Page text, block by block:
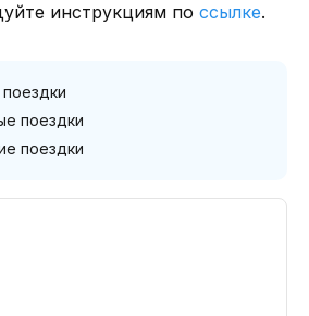
инструкциям по ссылке.
поездки
поездки